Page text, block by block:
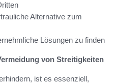
Alternative zum
Lösungen zu finden
von Streitigkeiten
ist es essenziell,